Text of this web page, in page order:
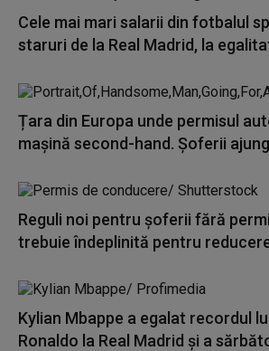
Cele mai mari salarii din fotbalul
staruri de la Real Madrid, la
Țara din Europa unde permisul
mașină second-hand. Șoferii
Reguli noi pentru șoferii fără
trebuie îndeplinită pentru
Kylian Mbappe a egalat recordul
Ronaldo la Real Madrid şi a